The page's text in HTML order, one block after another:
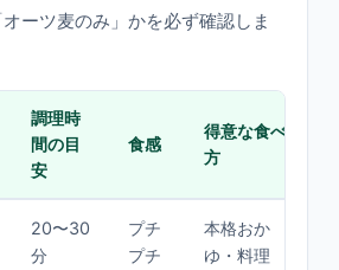
ーツ麦のみ」かを必ず確認しま
調理時
間の目
安
食感
得意な食べ
方
20〜30
分
プチ
プチ
本格おか
ゆ・料理